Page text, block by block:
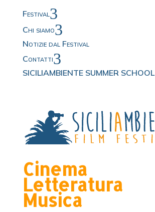
Festival3
Chi siamo3
Notizie dal Festival
Contatti3
SICILIAMBIENTE SUMMER SCHOOL
Cinema
Letteratura
Musica